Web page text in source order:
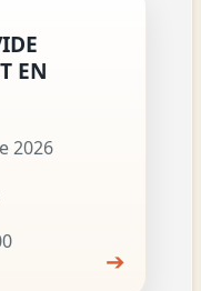
EN
2026
➔